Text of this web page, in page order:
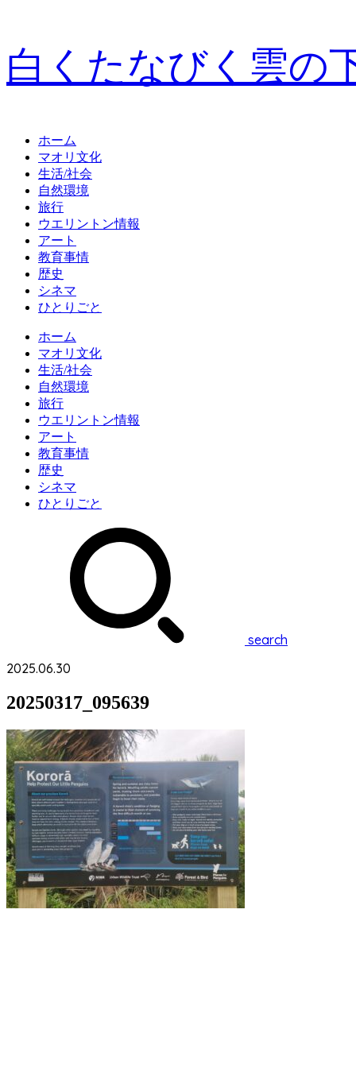
白くたなびく雲の
ホーム
マオリ文化
生活/社会
自然環境
旅行
ウエリントン情報
アート
教育事情
歴史
シネマ
ひとりごと
ホーム
マオリ文化
生活/社会
自然環境
旅行
ウエリントン情報
アート
教育事情
歴史
シネマ
ひとりごと
search
2025.06.30
20250317_095639